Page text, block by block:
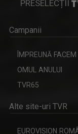
PRESELECȚII
Campanii
ÎMPREUNĂ FACEM
OMUL ANULUI
TVR65
Alte site-uri TVR
EUROVISION